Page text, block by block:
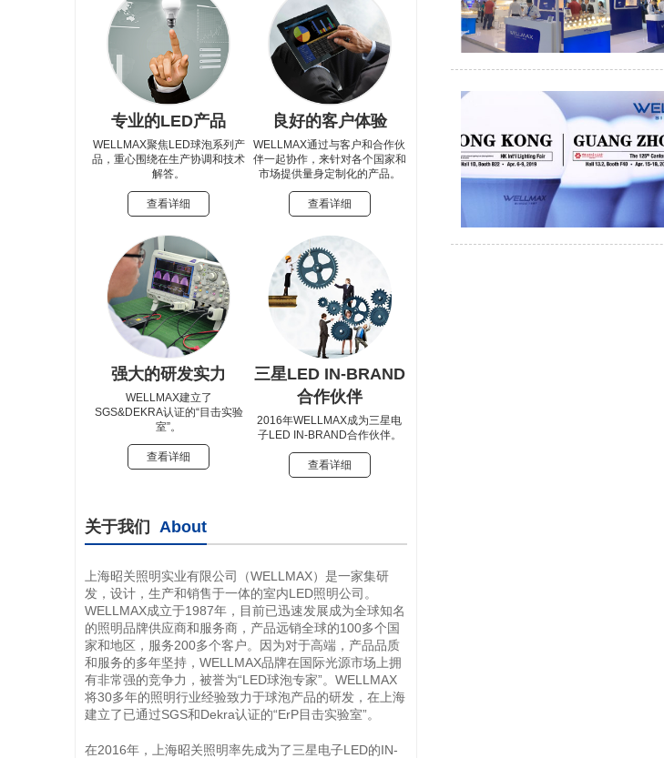
专业的LED产品
WELLMAX聚焦LED球泡系列产
品，重心围绕在生产协调和技术
解答。
查看详细
良好的客户体验
WELLMAX通过与客户和合作伙
伴一起协作，来针对各个国家和
市场提供量身定制化的产品。
查看详细
强大的研发实力
WELLMAX建立了
SGS&DEKRA认证的“目击实验
室”。
查看详细
三星LED IN-BRAND
合作伙伴
2016年WELLMAX成为三星电
子LED IN-BRAND合作伙伴。
查看详细
关于我们 About
上海昭关照明实业有限公司（WELLMAX）是一家集研
发，设计，生产和销售于一体的室内LED照明公司。
WELLMAX成立于1987年，目前已迅速发展成为全球知名
的照明品牌供应商和服务商，产品远销全球的100多个国
家和地区，服务200多个客户。因为对于高端，产品品质
和服务的多年坚持，WELLMAX品牌在国际光源市场上拥
有非常强的竞争力，被誉为“LED球泡专家”。WELLMAX
将30多年的照明行业经验致力于球泡产品的研发，在上海
建立了已通过SGS和Dekra认证的“ErP目击实验室”。
在2016年，上海昭关照明率先成为了三星电子LED的IN-